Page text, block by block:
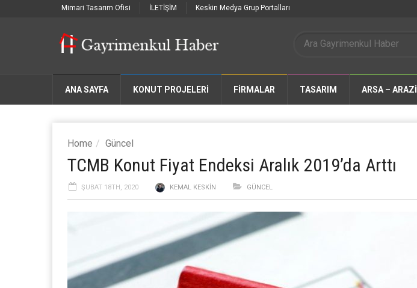
Mimari Tasarım Ofisi İLETİŞİM Keskin Medya Grup Portalları
ANA SAYFA KONUT PROJELERİ FIRMALAR TASARIM ARSA – ARAZİ
Home Güncel
TCMB Konut Fiyat Endeksi Aralık 2019’da Arttı
ŞUBAT 18TH, 2020 KEMAL KESKIN GÜNCEL